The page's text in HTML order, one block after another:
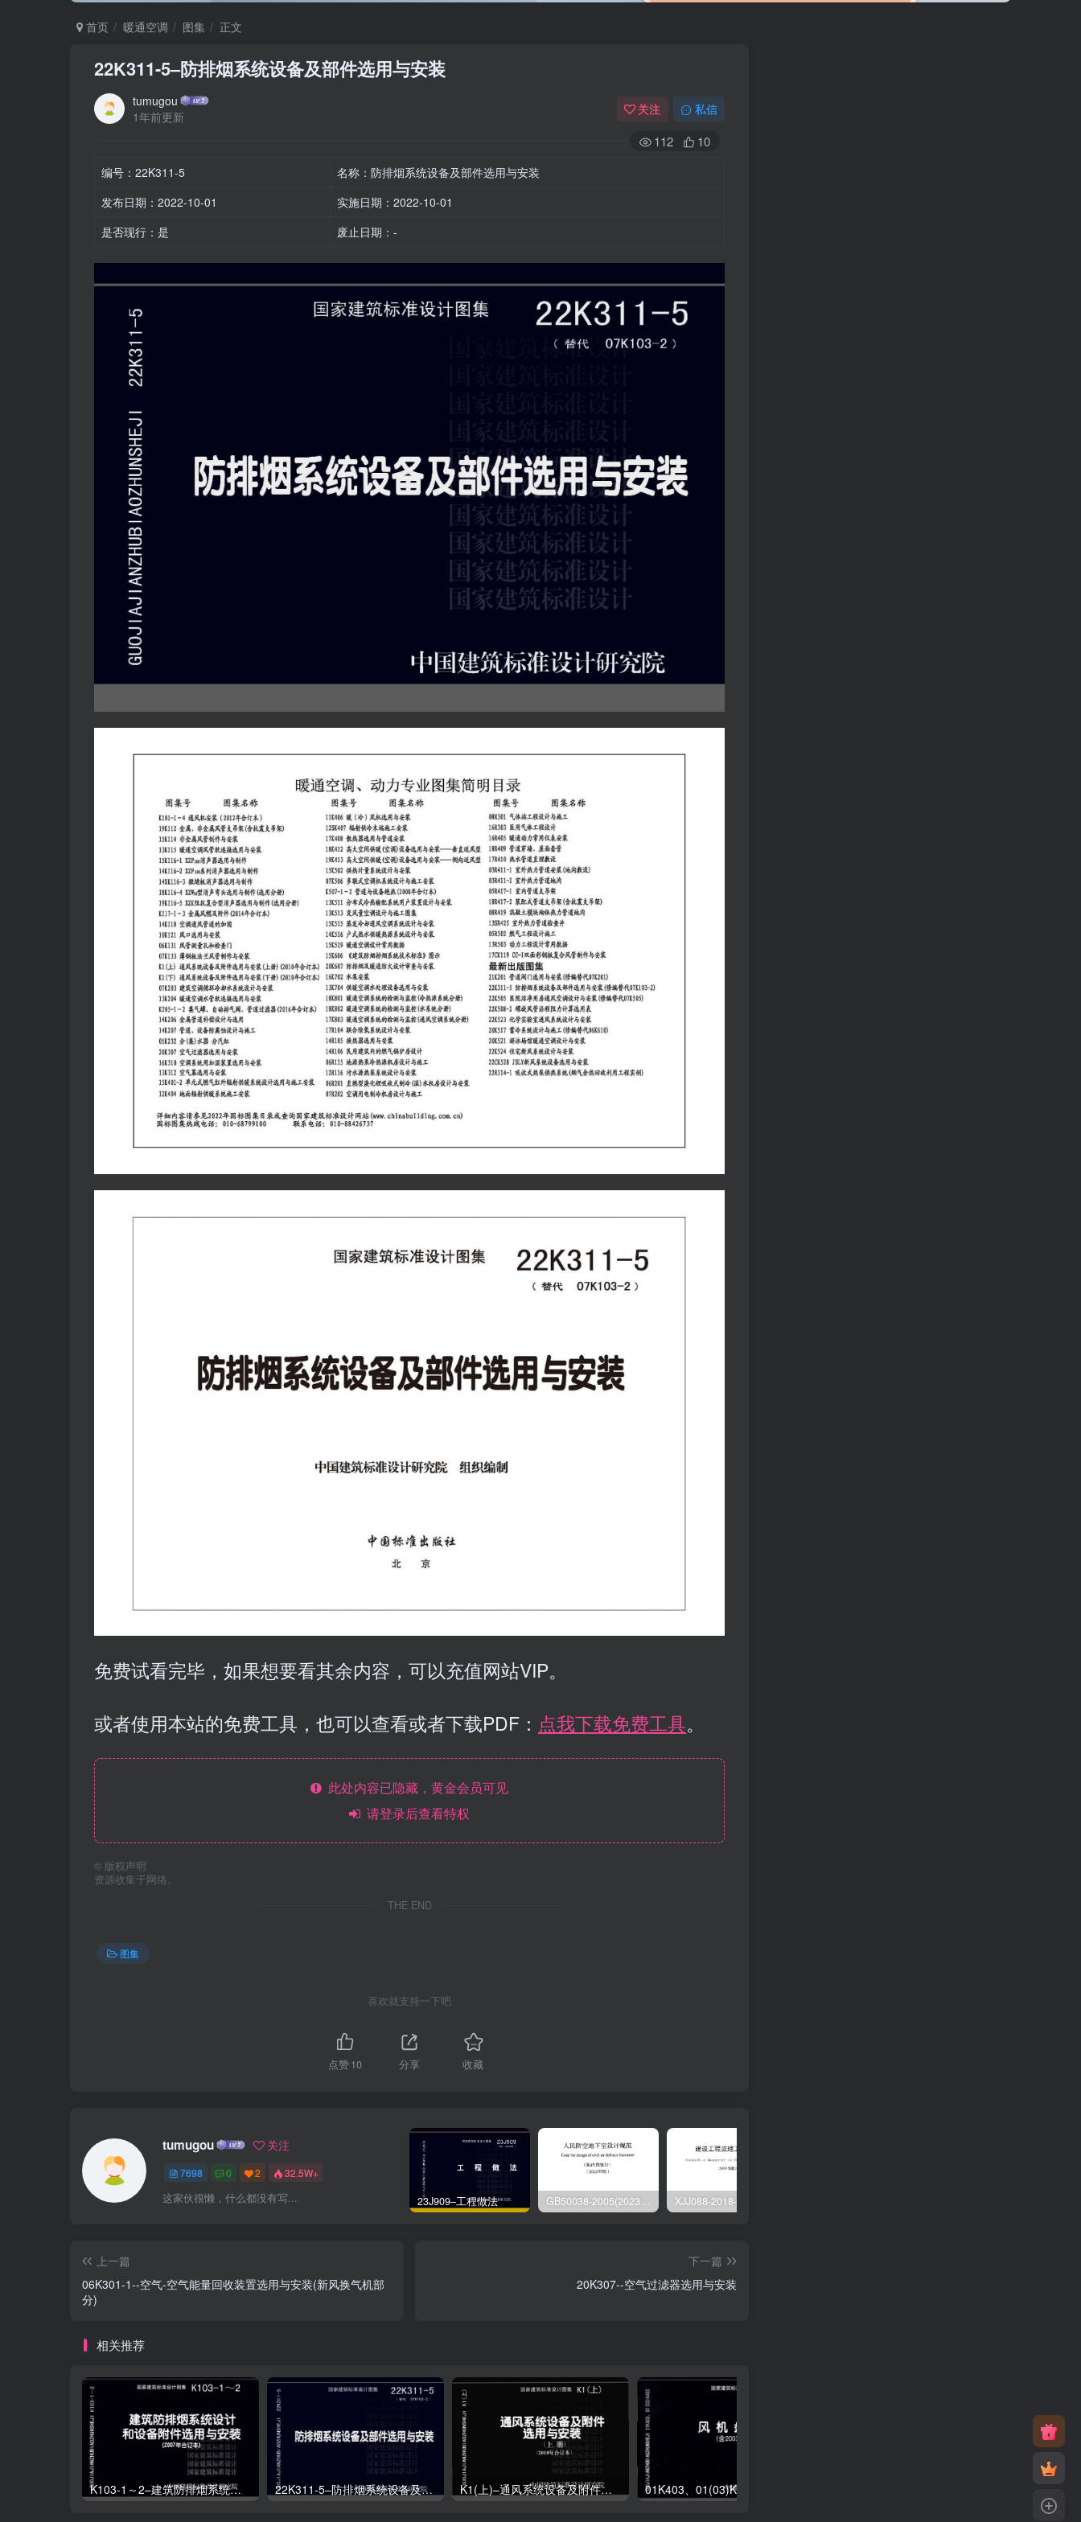
首页 暖通空调 图集 正文
22K311-5–防排烟系统设备及部件选用与安装
tumugou
1年前更新
关注 私信
112 10
编号：22K311-5
名称：防排烟系统设备及部件选用与安装
发布日期：2022-10-01
实施日期：2022-10-01
是否现行：是
废止日期：-
免费试看完毕，如果想要看其余内容，可以充值网站VIP。
或者使用本站的免费工具，也可以查看或者下载PDF： 点我下载免费工具。
此处内容已隐藏，黄金会员可见
请登录后查看特权
© 版权声明
资源收集于网络。
THE END
图集
喜欢就支持一下吧
点赞10 分享 收藏
tumugou 关注
7698 0 2 32.5W+
这家伙很懒，什么都没有写... 23J909–工程做法 GB50038-2005(2023版)–人民防空地下室设计规范
上一篇
06K301-1--空气-空气能量回收装置选用与安装(新风换气机部
分)
下一篇
20K307--空气过滤器选用与安装
相关推荐
K103-1～2–建筑防排烟系统设计和设备附件选用与安装（2007年合订本） 22K311-5–防排烟系统设备及部件选用与安装 K1(上)–通风系统设备及附件选用与安装（上册）（2010年合订本）